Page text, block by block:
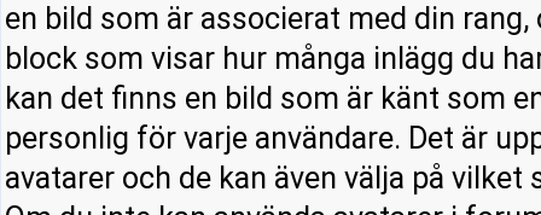
en bild som är associerat med din
block som visar hur många inlägg du
kan det finns en bild som är känt som
personlig för varje användare. Det är
avatarer och de kan även välja på